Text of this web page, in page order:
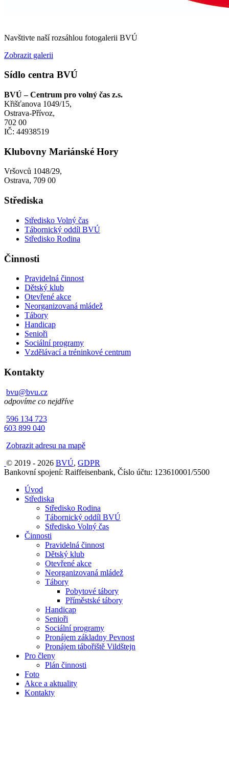
Navštivte naší rozsáhlou fotogalerii BVÚ
Zobrazit galerii
Sídlo centra BVÚ
BVÚ – Centrum pro volný čas z.s.
Křišťanova 1049/15,
Ostrava-Přívoz,
702 00
IČ: 44938519
Klubovny Mariánské Hory
Vršovců 1048/29,
Ostrava, 709 00
Střediska
Středisko Volný čas
Tábornický oddíl BVÚ
Středisko Rodina
Činnosti
Pravidelná činnost
Dětský klub
Otevřené akce
Neorganizovaná mládež
Tábory
Handicap
Senioři
Sociální programy
Vzdělávací a tréninkové centrum
Kontakty
bvu@bvu.cz
odpovíme co nejdříve
596 134 723
603 899 040
Zobrazit adresu na mapě
© 2019 - 2026 BVÚ, GDPR
Bankovní spojení: Raiffeisenbank, Číslo účtu: 123610001/5500
Úvod
Střediska
Středisko Rodina
Tábornický oddíl BVÚ
Středisko Volný čas
Činnosti
Pravidelná činnost
Dětský klub
Otevřené akce
Neorganizovaná mládež
Tábory
Pobytové tábory
Příměstské tábory
Handicap
Senioři
Sociální programy
Pronájem základny Pevnost
Pronájem tábořiště Vildštejn
Pro členy
Plán činnosti
Foto
Akce a aktuality
Kontakty